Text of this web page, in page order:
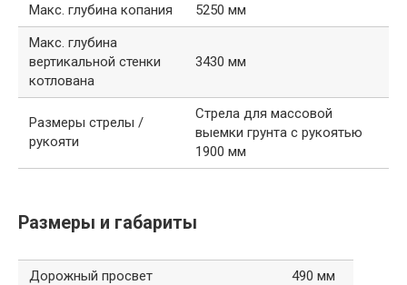
Макс. глубина копания
5250 мм
Макс. глубина
вертикальной стенки
котлована
3430 мм
Размеры стрелы /
рукояти
Стрела для массовой
выемки грунта с рукоятью
1900 мм
Размеры и габариты
Дорожный просвет
490 мм